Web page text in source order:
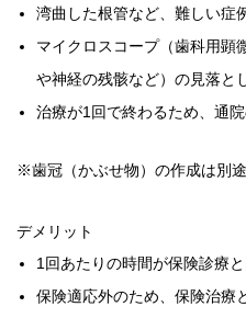
湾曲した根管など、難しい症
マイクロスコープ（歯科用顕
や神経の残骸など）の見落と
治療が1回で終わるため、通
※歯冠（かぶせ物）の作成は別
デメリット
1回あたりの時間が保険診療
保険適応外のため、保険治療